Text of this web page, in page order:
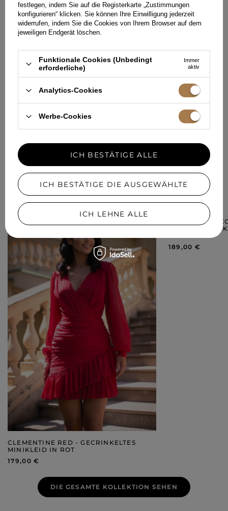
HINTERLASSEN SIE IHR FEEDBACK
TEILEN SIE IHRE MEINUNG
MIT ANDEREN
Jede Meinung hilft anderen Kundinnen bei der Auswahl.
Wenn Sie dieses Modell getragen haben, teilen Sie bitte Ihre
Eindrücke mit - jedes Detail zähltal.
IHRE MEINUNG HINZUFÜGEN
Für Ihre Bewertung erhalten Sie15 Pkt.
IN EINER ÄHNLICHEN FARBE
CLEMENTINE RED - GECRINKELTES
MINIKLEID IN ROT
179,00 €
RENESME -
TRÄGERLOSES
189,00 €
DIE GESAMTE KOLLEKTION SEHEN
festlegen, indem Sie auf die Registerkarte „Zustimmungen
konfigurieren“ klicken. Sie können Ihre Einwilligung jederzeit
widerrufen, indem Sie die Cookies von Ihrem Browser auf dem
jeweiligen Endgerät löschen.
Funktionale Cookies (Unbedingt
erforderliche)
Immer
aktiv
Analytics-Cookies
Werbe-Cookies
ICH BESTÄTIGE DIE AUSGEWÄHLTE
ICH LEHNE ALLE
ICH BESTÄTIGE ALLE